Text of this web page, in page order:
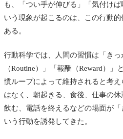
も、「つい手が伸びる」「気付け
いう現象が起こるのは、この行動
ある。
行動科学では、人間の習慣は「きっ
（Routine）」「報酬（Reward）
慣ループによって維持されると考
はなく、朝起きる、食後、仕事の
飲む、電話を終えるなどの場面が
いう行動を誘発してきた。